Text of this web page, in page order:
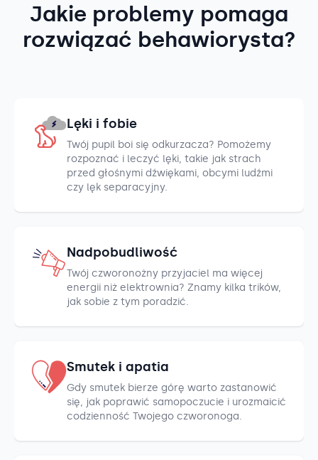
Jakie problemy pomaga
rozwiązać behawiorysta?
Lęki i fobie
Twój pupil boi się odkurzacza? Pomożemy
rozpoznać i leczyć lęki, takie jak strach
przed głośnymi dźwiękami, obcymi ludźmi
czy lęk separacyjny.
Nadpobudliwość
Twój czworonożny przyjaciel ma więcej
energii niż elektrownia? Znamy kilka trików,
jak sobie z tym poradzić.
Smutek i apatia
Gdy smutek bierze górę warto zastanowić
się, jak poprawić samopoczucie i urozmaicić
codzienność Twojego czworonoga.